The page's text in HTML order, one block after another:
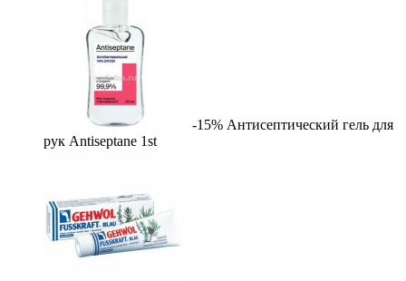
-15% Антисептический гель для
рук Antiseptane 1st